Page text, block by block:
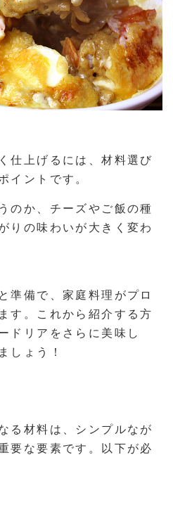
仕上げるには、材料選び
イントです。
のか、チーズやご飯の種
りの味わいが大きく変わ
準備で、家庭料理がプロ
す。これから紹介する方
ドリアをさらに美味し
しょう！
る材料は、シンプルなが
要な要素です。以下が必